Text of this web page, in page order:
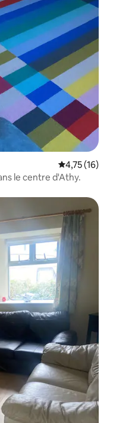
Évaluation
4,75 (16)
le centre d'Athy.